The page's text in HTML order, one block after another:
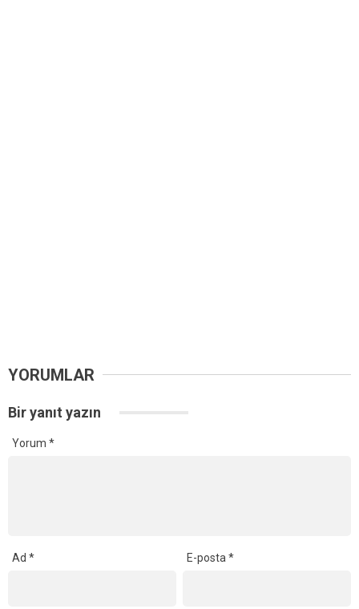
YORUMLAR
Bir yanıt yazın
Yorum *
Ad * E-posta*